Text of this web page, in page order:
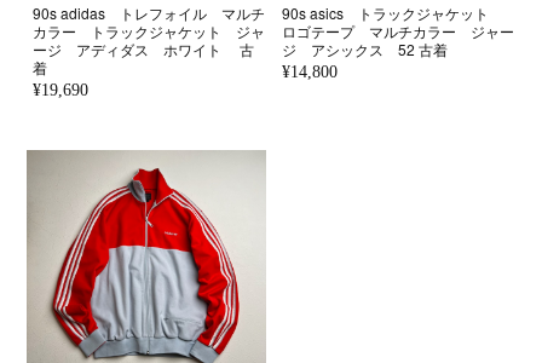
90s adidas トレフォイル マルチ
カラー トラックジャケット ジャ
ージ アディダス ホワイト 古
着
¥19,690
90s asics トラックジャケット
ロゴテープ マルチカラー ジャー
ジ アシックス 52 古着
¥14,800